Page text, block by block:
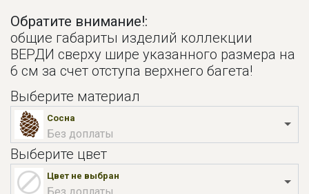
Обратите внимание!:
общие габариты изделий коллекции
ВЕРДИ сверху шире указанного размера на
6 см за счет отступа верхнего багета!
Выберите материал
Сосна
Без доплаты
Выберите цвет
Цвет не выбран